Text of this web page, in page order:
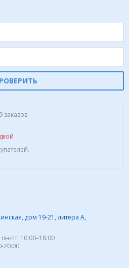
заказов.
дом 19-21, литера А,
пн-пт: 10:00–18:00
20:00